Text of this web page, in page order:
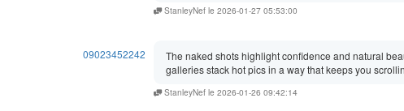
StanleyNef le 2026-01-27 05:53:00
09023452242
The naked shots highlight confidence and natural
galleries stack hot pics in a way that keeps you
StanleyNef le 2026-01-26 09:42:14